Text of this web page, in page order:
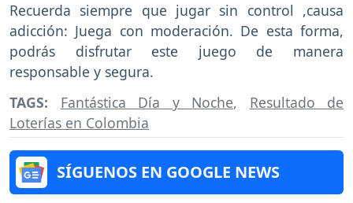
Recuerda siempre que jugar sin control ,causa
adicción: Juega con moderación. De esta forma,
podrás disfrutar este juego de manera
responsable y segura.
TAGS: Fantástica Día y Noche, Resultado de
Loterías en Colombia
SÍGUENOS EN GOOGLE NEWS